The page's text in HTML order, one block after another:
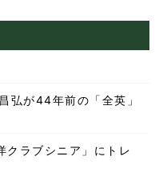
弘が44年前の「全英」
ラブシニア」にトレ